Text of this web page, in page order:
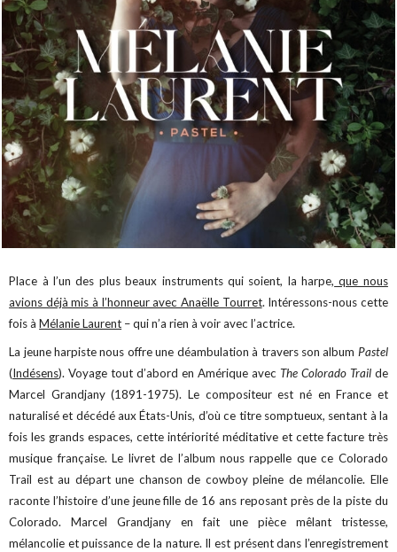
Place à l’un des plus beaux instruments qui soient, la harpe, que nous
avions déjà mis à l’honneur avec Anaëlle Tourret. Intéressons-nous cette
fois àMélanie Laurent – qui n’a rien à voir avec l’actrice.
La jeune harpiste nous offre une déambulation à travers son album Pastel
(Indésens). Voyage tout d’abord en Amérique avec The Colorado Trailde
Marcel Grandjany (1891-1975). Le compositeur est né en France et
naturalisé et décédé aux États-Unis, d’où ce titre somptueux, sentant à la
fois les grands espaces, cette intériorité méditative et cette facture très
musique française. Le livret de l’album nous rappelle que ce Colorado
Trail est au départ une chanson de cowboy pleine de mélancolie. Elle
raconte l’histoire d’une jeune fille de 16 ans reposant près de la piste du
Colorado. Marcel Grandjany en fait une pièce mêlant tristesse,
mélancolie et puissance de la nature. Il est présent dans l’enregistrement